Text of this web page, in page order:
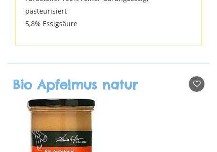
pasteurisiert
5,8% Essigsäure
Bio Apfelmus natur